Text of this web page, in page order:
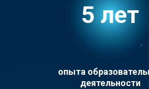
5 лет
опыта
деятельности